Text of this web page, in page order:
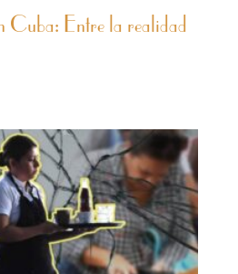
Cuba: Entre la realidad